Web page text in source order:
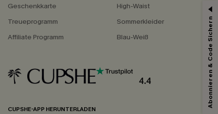
Geschenkkarte
Treueprogramm
Affiliate Programm
High-Waist
Sommerkleider
Blau-Weiß
4.4
CUPSHE-APP HERUNTERLADEN
Abonnieren & Code Sichern